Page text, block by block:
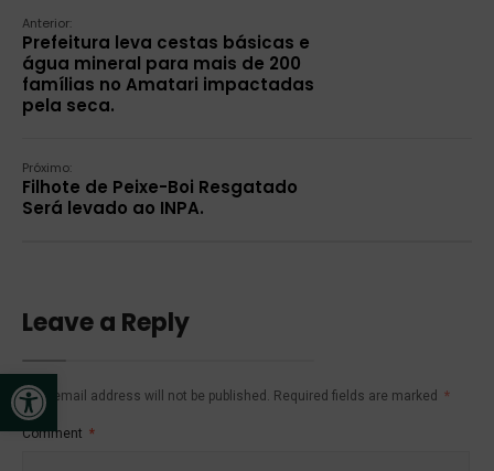
Open toolbar
Anterior:
Prefeitura leva cestas básicas e
água mineral para mais de 200
famílias no Amatari impactadas
pela seca.
Próximo:
Filhote de Peixe-Boi Resgatado
Será levado ao INPA.
Leave a Reply
Your email address will not be published. Required fields are marked *
Comment *